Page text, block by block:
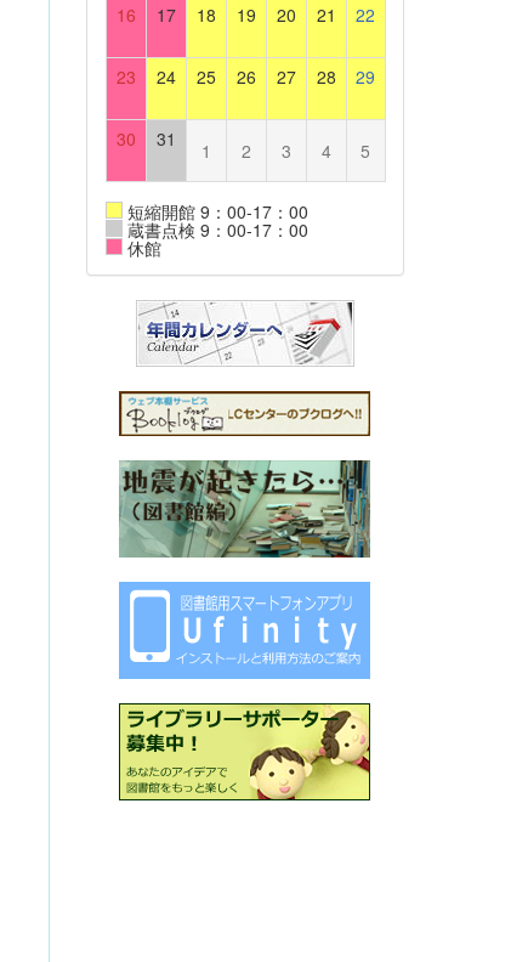
16 17 18 19 20 21 22
23 24 25 26 27 28 29
30 31 1 2 3 4 5
短縮開館 9：00-17：00
蔵書点検 9：00-17：00
休館